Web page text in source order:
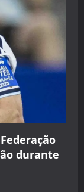
durante